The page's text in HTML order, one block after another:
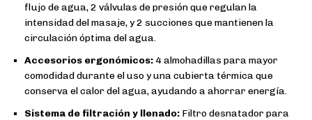
flujo de agua, 2 válvulas de presión que regulan la
intensidad del masaje, y 2 succiones que mantienen la
circulación óptima del agua.
Accesorios ergonómicos: 4 almohadillas para mayor
comodidad durante el uso y una cubierta térmica que
conserva el calor del agua, ayudando a ahorrar energía.
Sistema de filtración y llenado: Filtro desnatador para